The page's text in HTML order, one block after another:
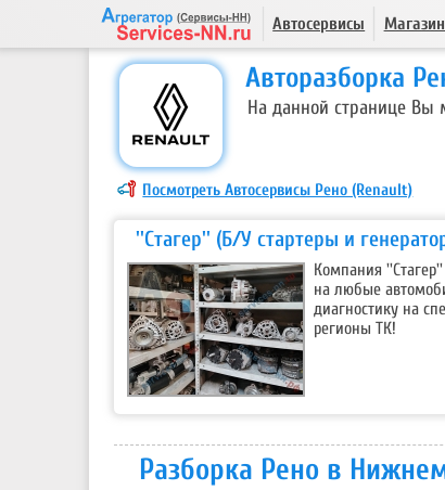
Автосервисы
Авторазборка
На данной странице Вы
Посмотреть Автосервисы Рено (Renault)
''Стагер'' (Б/У стартеры и
Компания
на любые
диагностику на
регионы ТК!
Разборка Рено в